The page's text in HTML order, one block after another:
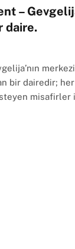
–
daire.
bir dairedir;
misafirler